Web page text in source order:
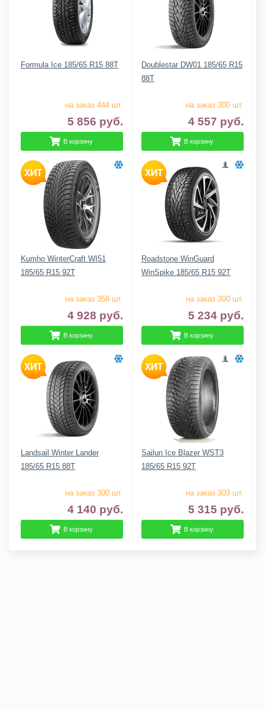
Formula Ice 185/65 R15 88T
на заказ 444 шт.
5 856 руб.
В корзину
Doublestar DW01 185/65 R15
88T
на заказ 300 шт.
4 557 руб.
В корзину
Kumho WinterCraft WI51
185/65 R15 92T
на заказ 358 шт.
4 928 руб.
В корзину
Roadstone WinGuard
WinSpike 185/65 R15 92T
на заказ 300 шт.
5 234 руб.
В корзину
Landsail Winter Lander
185/65 R15 88T
на заказ 300 шт.
4 140 руб.
В корзину
Sailun Ice Blazer WST3
185/65 R15 92T
на заказ 303 шт.
5 315 руб.
В корзину